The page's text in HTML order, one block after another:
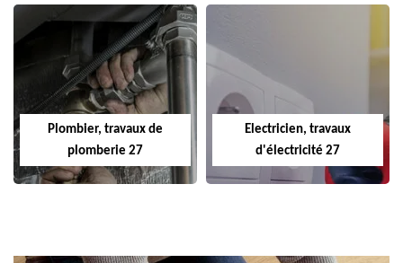
Plombier, travaux de
plomberie 27
Electricien, travaux
d'électricité 27